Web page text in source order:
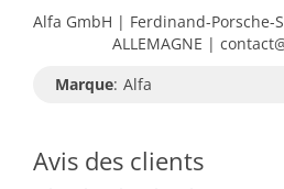
Alfa GmbH | Ferdinand-Porsche-
ALLEMAGNE |
Marque: Alfa
Avis des clients